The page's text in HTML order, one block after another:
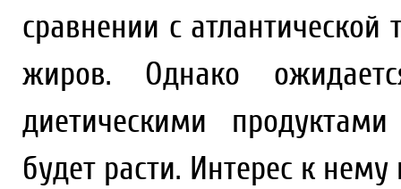
сравнении с
жиров. Однако
диетическими
будет расти. Интерес к